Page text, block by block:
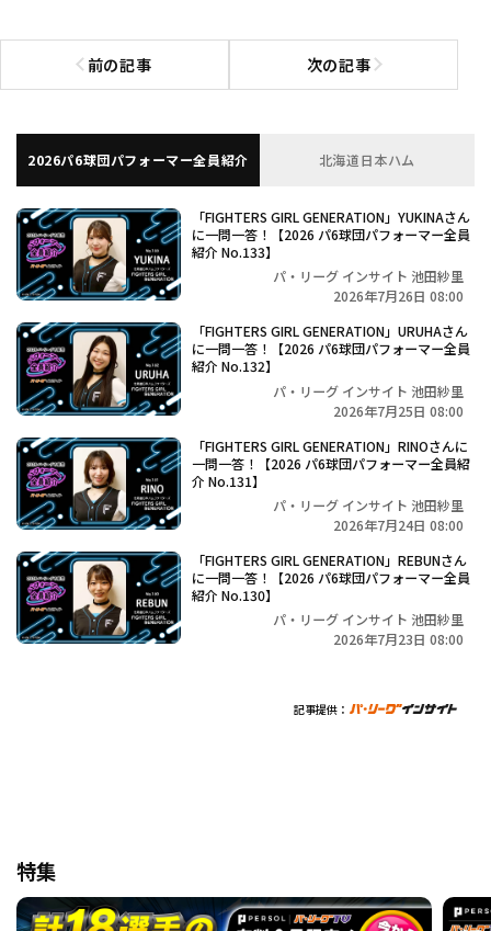
前の記事
前の記事へ 次の記事次の記事へ
2026パ6球団パフォーマー全員紹介 北海道日本ハム
「FIGHTERS GIRL GENERATION」YUKINAさん
に一問一答！【2026 パ6球団パフォーマー全員
紹介 No.133】
パ・リーグ インサイト 池田紗里
2026年7月26日 08:00
「FIGHTERS GIRL GENERATION」URUHAさん
に一問一答！【2026 パ6球団パフォーマー全員
紹介 No.132】
パ・リーグ インサイト 池田紗里
2026年7月25日 08:00
「FIGHTERS GIRL GENERATION」RINOさんに
一問一答！【2026 パ6球団パフォーマー全員紹
介 No.131】
パ・リーグ インサイト 池田紗里
2026年7月24日 08:00
「FIGHTERS GIRL GENERATION」REBUNさん
に一問一答！【2026 パ6球団パフォーマー全員
紹介 No.130】
パ・リーグ インサイト 池田紗里
2026年7月23日 08:00
記事提供：
特集